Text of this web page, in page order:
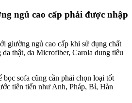
ngủ cao cấp phải được nhập
giường ngủ cao cấp khi sử dụng chất
thật, da Microfiber, Carola dung tiêu
sofa cũng cần phải chọn loại tốt
tiên tiến như Anh, Pháp, Bỉ, Hàn